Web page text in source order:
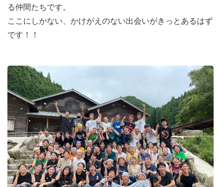
なにかを一生懸命にやってみたい！
という熱意があれば大丈夫です！
募集対象・・・継続して続けていける方
活動日・・・毎月２回（土日 選択OK）
※テスト・実習・就活などは相談可
長期休暇には宿泊キャンプへの参加
準備日・・・月１～２回（自由参加）
交通費・・・1日1000円程度支給 （※活動中の移動費は不
る仲間たちです。
ここにしかない、かけがえのない出会いがきっとあるはず
です！！